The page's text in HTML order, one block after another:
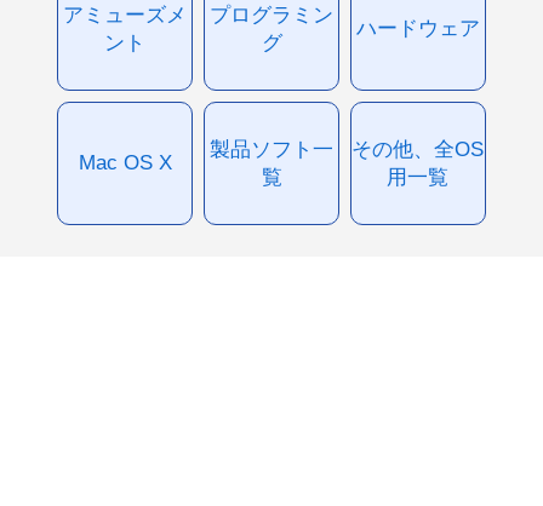
アミューズメ
ント
プログラミン
グ
ハードウェア
Mac OS X
製品ソフト一
覧
その他、全OS
用一覧